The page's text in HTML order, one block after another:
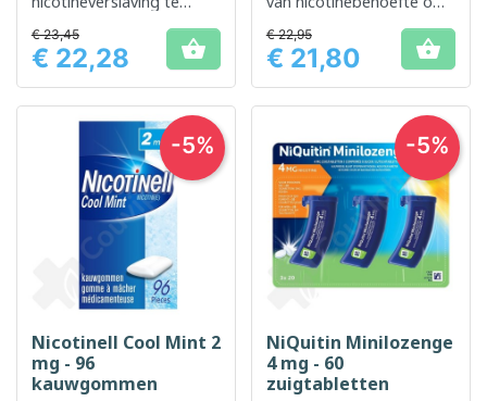
onderdeel van het
stoppen met roken
Prijs
€ 23,45
€ 22,28  Prijs
€ 22,95
€ 21,80 
Nicotinell Cool Mint 2
mg - 96
kauwgommen
-5%
NiQuitin Minilozenge
4 mg - 60
zuigtabletten
-5%